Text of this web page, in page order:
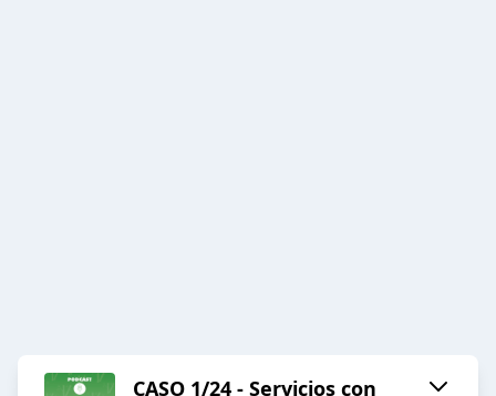
CASO 1/24 - Servicios con